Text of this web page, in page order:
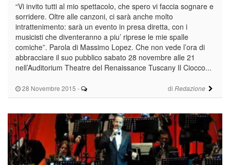
28 Novembre 2015 - di Redazione
“Vi invito tutti al mio spettacolo, che spero vi faccia sognare e
sorridere. Oltre alle canzoni, ci sarà anche molto
intrattenimento: sarà un evento in presa diretta, con i
musicisti che diventeranno a piu’ riprese le mie spalle
comiche”. Parola di Massimo Lopez. Che non vede l’ora di
abbracciare il suo pubblico sabato 28 novembre alle 21
nell’Auditorium Theatre del Renaissance Tuscany Il Ciocco...